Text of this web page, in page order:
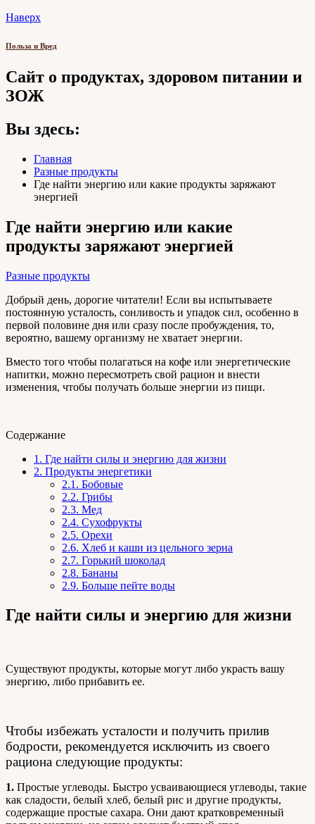
Наверх
Польза и Вред
Сайт о продуктах, здоровом питании и
ЗОЖ
Вы здесь:
Главная
Разные продукты
Где найти энергию или какие продукты заряжают
энергией
Где найти энергию или какие
продукты заряжают энергией
Разные продукты
Добрый день, дорогие читатели! Если вы испытываете
постоянную усталость, сонливость и упадок сил, особенно в
первой половине дня или сразу после пробуждения, то,
вероятно, вашему организму не хватает энергии.
Вместо того чтобы полагаться на кофе или энергетические
напитки, можно пересмотреть свой рацион и внести
изменения, чтобы получать больше энергии из пищи.
Содержание
1. Где найти силы и энергию для жизни
2. Продукты энергетики
2.1. Бобовые
2.2. Грибы
2.3. Мед
2.4. Сухофрукты
2.5. Орехи
2.6. Хлеб и каши из цельного зерна
2.7. Горький шоколад
2.8. Бананы
2.9. Больше пейте воды
Где найти силы и энергию для жизни
Существуют продукты, которые могут либо украсть вашу
энергию, либо прибавить ее.
Чтобы избежать усталости и получить прилив
бодрости, рекомендуется исключить из своего
рациона следующие продукты:
1. Простые углеводы. Быстро усваивающиеся углеводы, такие
как сладости, белый хлеб, белый рис и другие продукты,
содержащие простые сахара. Они дают кратковременный